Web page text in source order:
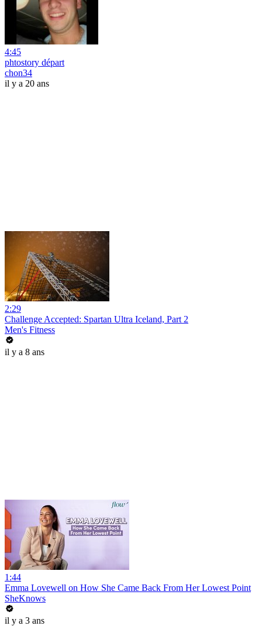
4:45
phtostory départ
chon34
il y a 20 ans
2:29
Challenge Accepted: Spartan Ultra Iceland, Part 2
Men's Fitness
il y a 8 ans
1:44
Emma Lovewell on How She Came Back From Her Lowest Point
SheKnows
il y a 3 ans